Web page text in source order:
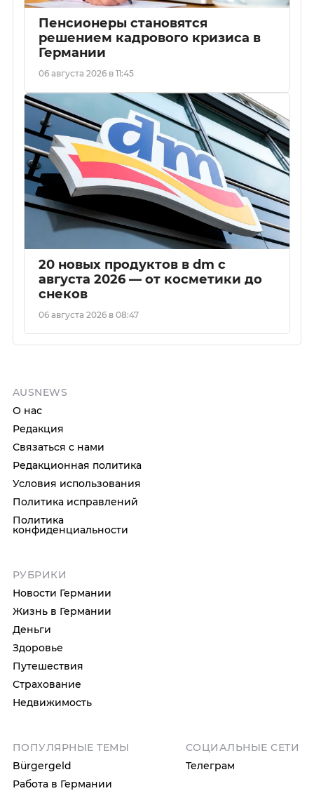
Пенсионеры становятся
решением кадрового кризиса в
Германии
06 августа 2026 в 11:45
20 новых продуктов в dm с
августа 2026 — от косметики до
снеков
06 августа 2026 в 08:47
AUSNEWS
О нас
Редакция
Связаться с нами
Редакционная политика
Условия использования
Политика исправлений
Политика
конфиденциальности
РУБРИКИ
Новости Германии
Жизнь в Германии
Деньги
Здоровье
Путешествия
Страхование
Недвижимость
ПОПУЛЯРНЫЕ ТЕМЫ
Bürgergeld
Работа в Германии
СОЦИАЛЬНЫЕ СЕТИ
Телеграм